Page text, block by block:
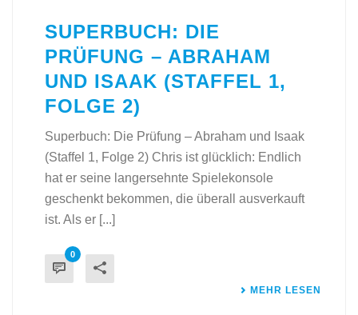
SUPERBUCH: DIE
PRÜFUNG – ABRAHAM
UND ISAAK (STAFFEL 1,
FOLGE 2)
Superbuch: Die Prüfung – Abraham und Isaak
(Staffel 1, Folge 2) Chris ist glücklich: Endlich
hat er seine langersehnte Spielekonsole
geschenkt bekommen, die überall ausverkauft
ist. Als er [...]
0
MEHR LESEN